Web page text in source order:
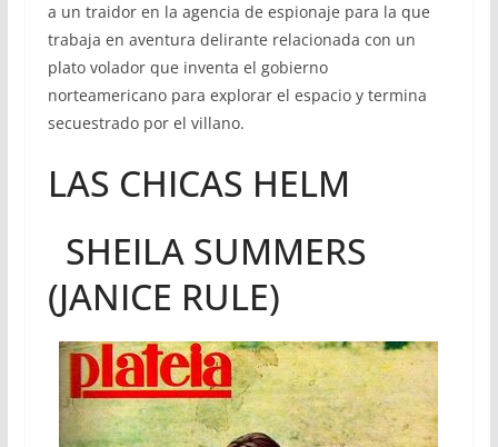
a un traidor en la agencia de espionaje para la que
trabaja en aventura delirante relacionada con un
plato volador que inventa el gobierno
norteamericano para explorar el espacio y termina
secuestrado por el villano.
LAS CHICAS HELM
SHEILA SUMMERS
(JANICE RULE)